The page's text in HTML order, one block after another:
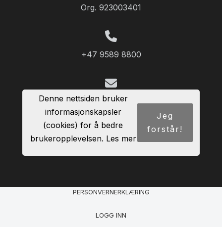
Org. 923003401
+47 9589 8800
Info@midlandtruck.no
Denne nettsiden bruker
informasjonskapsler
(cookies) for å bedre
brukeropplevelsen. Les mer
Jeg
forstår!
PERSONVERNERKLÆRING
LOGG INN